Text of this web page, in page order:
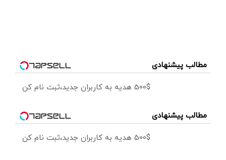
مطالب پیشنهادی
500$ هدیه به کاربران جدید،ثبت نام کن
مطالب پیشنهادی
500$ هدیه به کاربران جدید،ثبت نام کن